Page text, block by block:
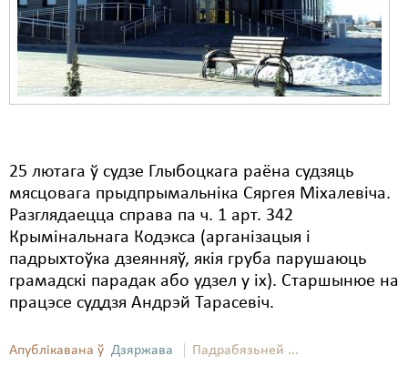
25 лютага ў судзе Глыбоцкага раёна судзяць
мясцовага прыдпрымальніка Сяргея Міхалевіча.
Разглядаецца справа па ч. 1 арт. 342
Крымінальнага Кодэкса (арганізацыя і
падрыхтоўка дзеянняў, якія груба парушаюць
грамадскі парадак або удзел у іх). Старшынюе на
працэсе суддзя Андрэй Тарасевіч.
Апублікавана ў Дзяржава Падрабязьней ...
КПЧ ААН
Культурныя правы
ЛПП
Палітвязьні
Праваабаронцы
Правы дзіцяці
Пэнітэнцыярная сыстэма
Распальваньне варожасьці